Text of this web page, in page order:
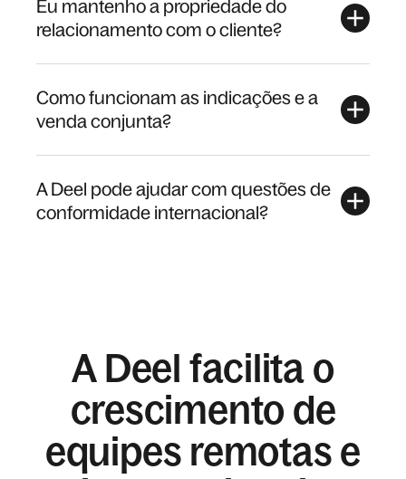
Eu mantenho a propriedade do
relacionamento com o cliente?
Como funcionam as indicações e a
venda conjunta?
A Deel pode ajudar com questões de
conformidade internacional?
A Deel facilita o
crescimento de
equipes remotas e